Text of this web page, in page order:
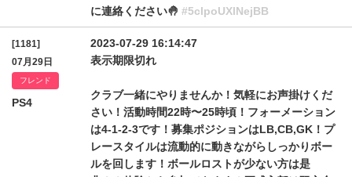
に連絡ください🤚 #5clpoUXlNejBB
[1181]
07月29日
フレンド
PS4
2023-07-29 16:14:47
表示期限切れ
クラブ一緒にやりませんか！気軽にお声掛けくだ
さい！活動時間22時〜25時頃！フォーメーション
は4-1-2-3です！募集ポジションはLB,CB,GK！プ
レースタイルは流動的に動きながらしっかりボー
ルを回します！ボールロストが少ない方は是